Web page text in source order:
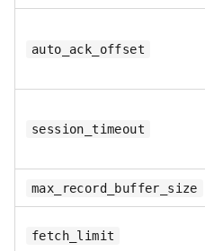
auto_ack_offset
session_timeout
max_record_buffer_size
fetch_limit